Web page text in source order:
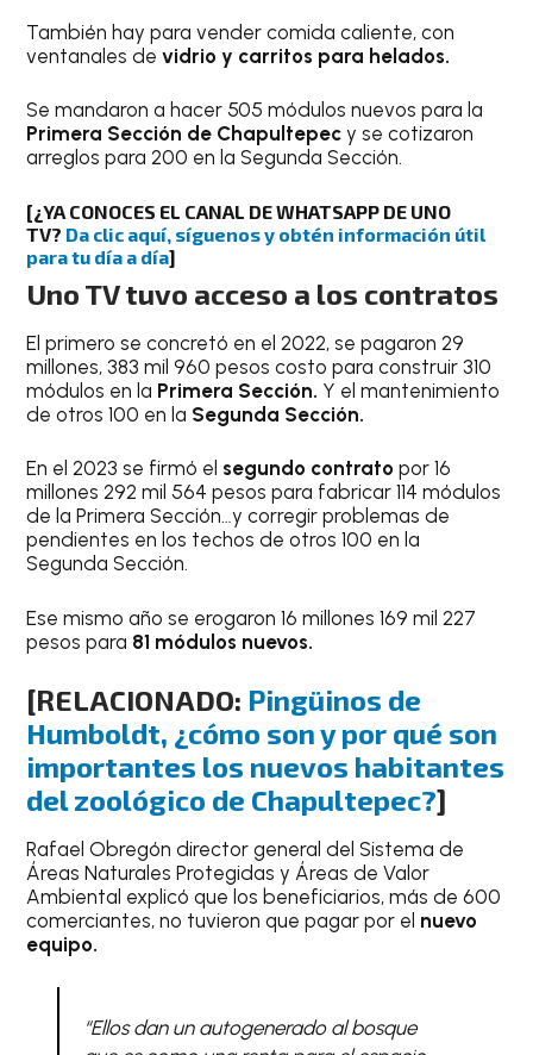
También hay para vender comida caliente, con
ventanales devidrio y carritos para helados.
Se mandaron a hacer 505 módulos nuevos para la
Primera Sección de Chapultepec y se cotizaron
arreglos para 200 en la Segunda Sección.
[¿YA CONOCES EL CANAL DE WHATSAPP DE UNO
TV? Da clic aquí, síguenos y obtén información útil
para tu día a día]
Uno TV tuvo acceso a los contratos
El primero se concretó en el 2022, se pagaron 29
millones, 383 mil 960 pesos costo para construir 310
módulos en la Primera Sección. Y el mantenimiento
de otros 100 en la Segunda Sección.
En el 2023 se firmó el segundo contrato por 16
millones 292 mil 564 pesos para fabricar 114 módulos
de la Primera Sección…y corregir problemas de
pendientes en los techos de otros 100 en la
Segunda Sección.
Ese mismo año se erogaron 16 millones 169 mil 227
pesos para 81 módulos nuevos.
[RELACIONADO: Pingüinos de
Humboldt, ¿cómo son y por qué son
importantes los nuevos habitantes
del zoológico de Chapultepec?]
Rafael Obregón director general del Sistema de
Áreas Naturales Protegidas y Áreas de Valor
Ambiental explicó que los beneficiarios, más de 600
comerciantes, no tuvieron que pagar por el nuevo
equipo.
“Ellos dan un autogenerado al bosque